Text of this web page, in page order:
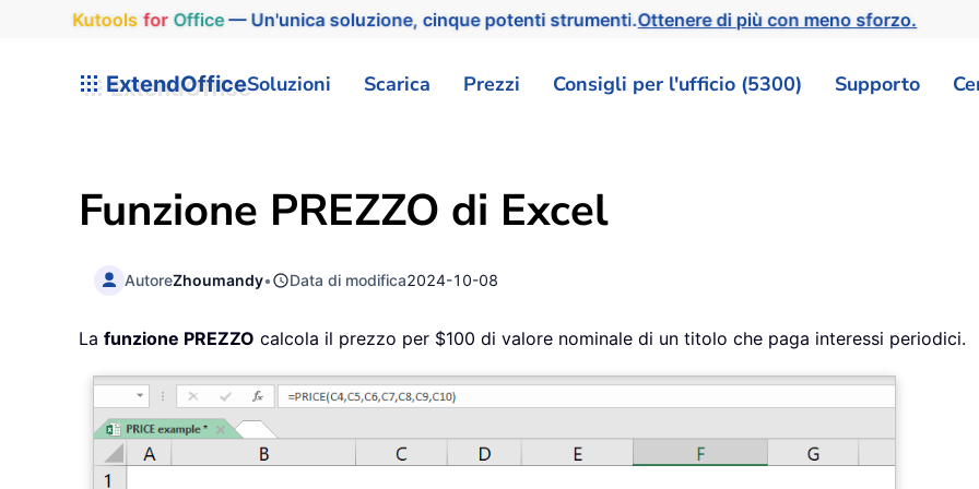
Kutools for Office— Un'unica soluzione, cinque potenti strumenti.Ottenere di più con meno sforzo.
ExtendOfficeSoluzioni Scarica Prezzi Consigli per l'ufficio (5300) Supporto
Funzione PREZZO di Excel
AutoreZhoumandy• Data di modifica2024-10-08
La funzione PREZZO calcola il prezzo per $100 di valore nominale di un titolo che paga interessi periodici.